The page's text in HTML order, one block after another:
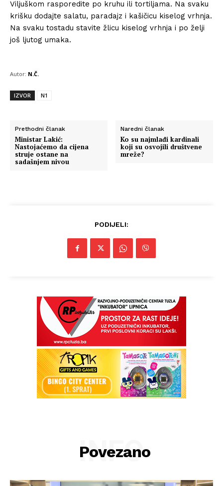
Viljuškom rasporedite po kruhu ili tortiljama. Na svaku
krišku dodajte salatu, paradajz i kašičicu kiselog vrhnja.
Na svaku tostadu stavite žlicu kiselog vrhnja i po želji
još ljutog umaka.
Autor: N.Č.
IZVOR N1
Prethodni članak
Ministar Lakić:
Nastojaćemo da cijena
struje ostane na
sadašnjem nivou
Naredni članak
Ko su najmlađi kardinali
koji su osvojili društvene
mreže?
PODIJELI:
Povezano
INFO